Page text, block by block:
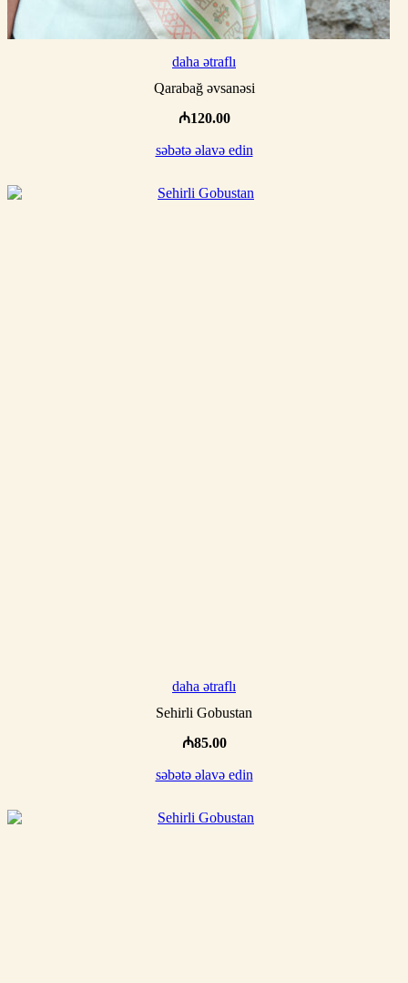
daha ətraflı
Qarabağ əvsanəsi
₼120.00
səbətə əlavə edin
daha ətraflı
Sehirli Gobustan
₼85.00
səbətə əlavə edin